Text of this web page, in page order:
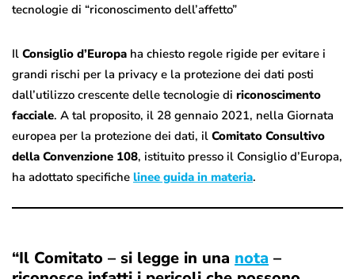
tecnologie di “riconoscimento dell’affetto”
Il Consiglio d’Europa ha chiesto regole rigide per evitare i
grandi rischi per la privacy e la protezione dei dati posti
dall’utilizzo crescente delle tecnologie di riconoscimento
facciale. A tal proposito, il 28 gennaio 2021, nella Giornata
europea per la protezione dei dati, il Comitato Consultivo
della Convenzione 108, istituito presso il Consiglio d’Europa,
ha adottato specifiche linee guida in materia.
“Il Comitato – si legge in una nota –